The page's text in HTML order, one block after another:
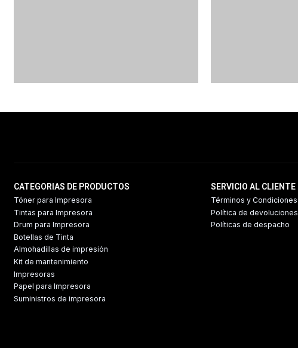
CATEGORIAS DE PRODUCTOS
Tóner para Impresora
Tintas para Impresora
Drum para Impresora
Botellas de Tinta
Almohadillas de impresión
Kit de mantenimiento
Impresoras
Papel para Impresora
Suministros de impresora
SERVICIO AL CLIENTE
Términos y Condiciones
Política de devoluciones
Políticas de despacho